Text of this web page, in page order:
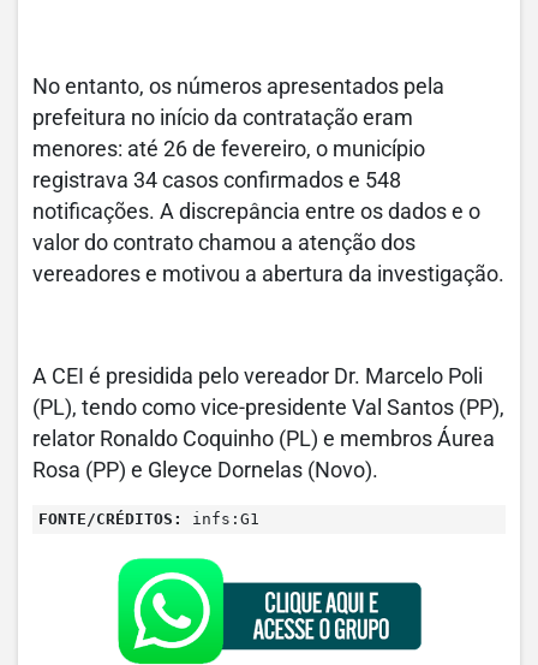
No entanto, os números apresentados pela
prefeitura no início da contratação eram
menores: até 26 de fevereiro, o município
registrava 34 casos confirmados e 548
notificações. A discrepância entre os dados e o
valor do contrato chamou a atenção dos
vereadores e motivou a abertura da investigação.
A CEI é presidida pelo vereador Dr. Marcelo Poli
(PL), tendo como vice-presidente Val Santos (PP),
relator Ronaldo Coquinho (PL) e membros Áurea
Rosa (PP) e Gleyce Dornelas (Novo).
FONTE/CRÉDITOS: infs:G1